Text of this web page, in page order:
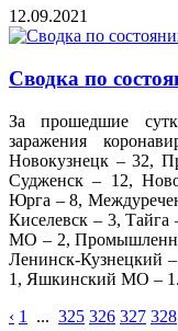
12.09.2021
Сводка по
За прошедшие
заражения
Новокузнецк – 32,
Судженск – 12,
Юрга – 8,
Киселевск – 3,
МО – 2,
Ленинск-
1, Яшкинский МО – 1.
‹ 1 ... 325 326 327 328